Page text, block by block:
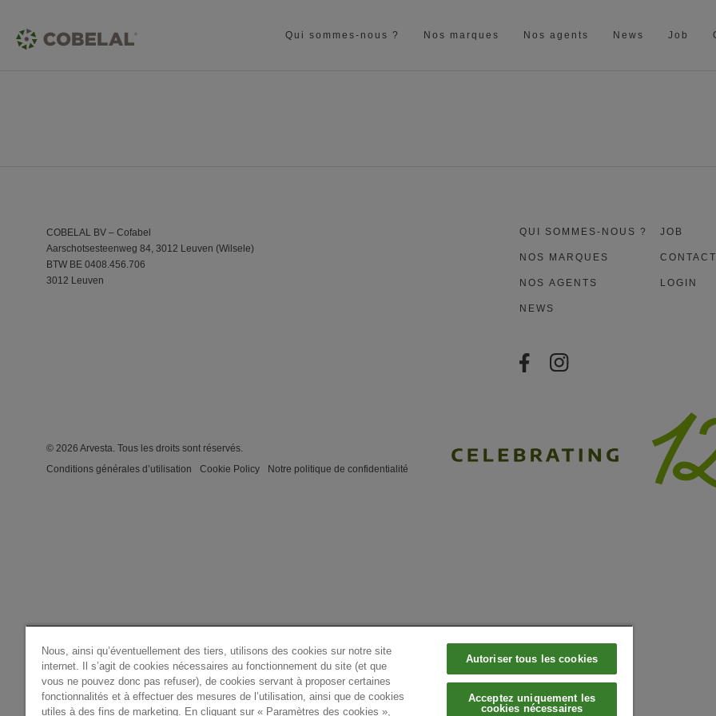
Qui sommes-nous ? Nos marques Nos agents News Job
COBELAL BV – Cofabel
Aarschotsesteenweg 84, 3012 Leuven (Wilsele)
BTW BE 0408.456.706
3012 Leuven
QUI SOMMES-NOUS ?
NOS MARQUES
NOS AGENTS
NEWS
JOB
CONTACT
LOGIN
© 2026 Arvesta. Tous les droits sont réservés.
Conditions générales d’utilisation
Cookie Policy Notre politique de confidentialité
Nous, ainsi qu’éventuellement des tiers, utilisons des cookies sur notre site
internet. Il s’agit de cookies nécessaires au fonctionnement du site (et que
vous ne pouvez donc pas refuser), de cookies servant à proposer certaines
fonctionnalités et à effectuer des mesures de l’utilisation, ainsi que de cookies
utiles à des fins de marketing. En cliquant sur « Paramètres des cookies »,
Autoriser tous les cookies
Acceptez uniquement les
cookies nécessaires